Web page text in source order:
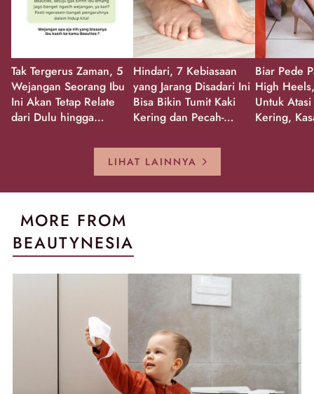
Tak Tergerus Zaman, 5
Wejangan Seorang Ibu
Ini Akan Tetap Relate
dari Dulu hingga
Hindari, 7 Kebiasaan
yang Jarang Disadari Ini
Bisa Bikin Tumit Kaki
Kering dan Pecah-
Biar Pede
High
Untuk
Kering,
LIHAT LAINNYA
MORE FROM
BEAUTYNESIA